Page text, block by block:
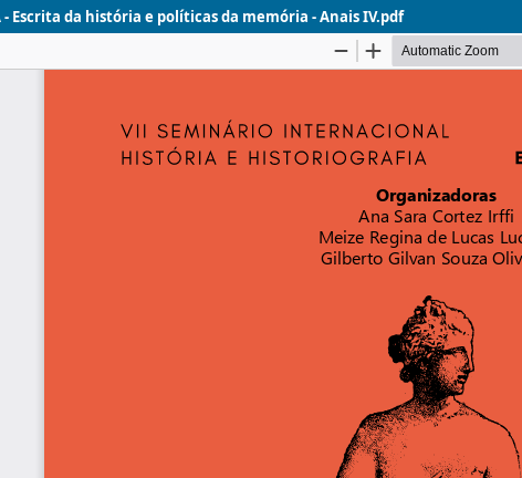
- Escrita da história e políticas da memória - Anais IV.pdf